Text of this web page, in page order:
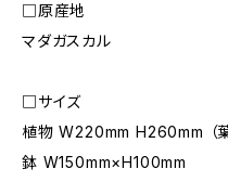
□原産地
マダガスカル
□サイズ
植物 W220mm H260mm （
鉢 W150mm×H100mm